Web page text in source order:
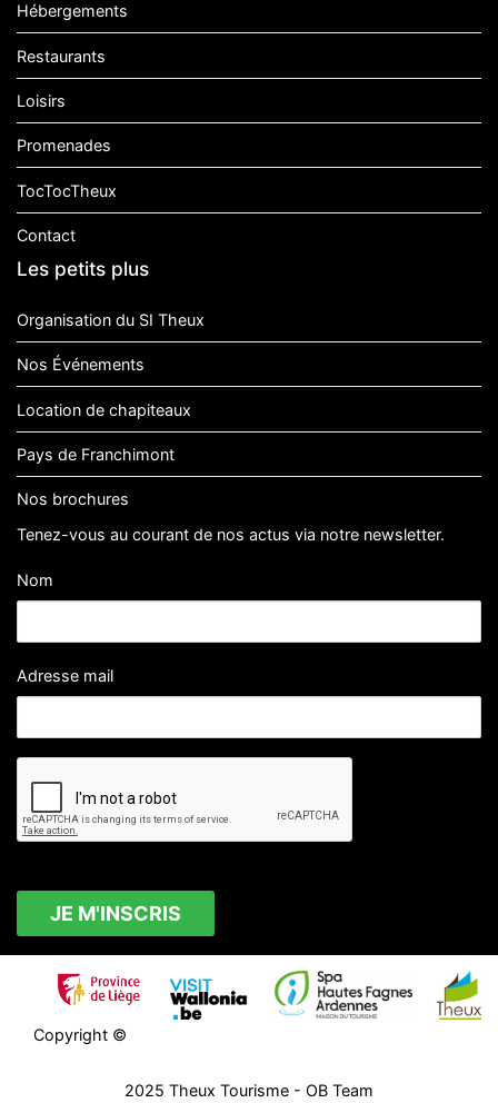
Hébergements
Restaurants
Loisirs
Promenades
TocTocTheux
Contact
Les petits plus
Organisation du SI Theux
Nos Événements
Location de chapiteaux
Pays de Franchimont
Nos brochures
Tenez-vous au courant de nos actus via notre newsletter.
Nom
Adresse mail
Copyright ©
2025 Theux Tourisme - OB Team